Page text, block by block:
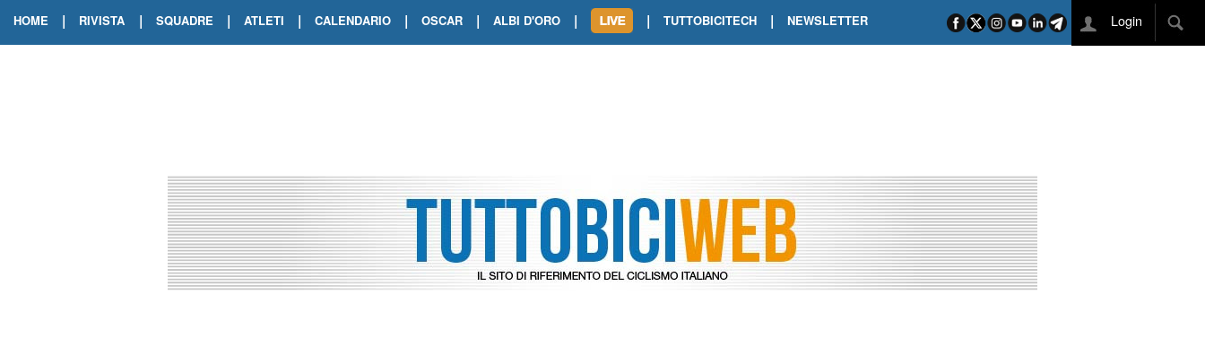
HOME | RIVISTA | SQUADRE | ATLETI | CALENDARIO | OSCAR | ALBI D'ORO |
TOUR DE FRANCE. ORCIERES-MERLETTE INCORONA CARAPAZ
TOUR DE FRANCE. A VOIRON TRIONFO DI PHILIPSEN SU SCHMID E KOOIJ
| TUTTOBICITECH | NEWSLETTER Login